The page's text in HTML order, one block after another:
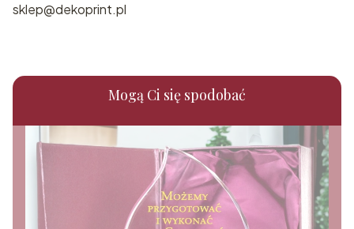
sklep@dekoprint.pl
Mogą Ci się spodobać